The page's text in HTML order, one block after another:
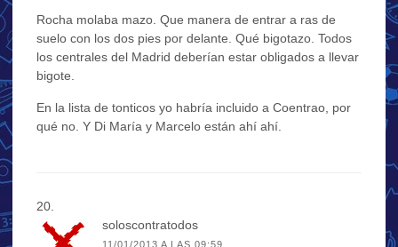
Rocha molaba mazo. Que manera de entrar a ras de
suelo con los dos pies por delante. Qué bigotazo. Todos
los centrales del Madrid deberían estar obligados a llevar
bigote.
En la lista de tonticos yo habría incluido a Coentrao, por
qué no. Y Di María y Marcelo están ahí ahí.
soloscontratodos
11/01/2013 A LAS 09:59